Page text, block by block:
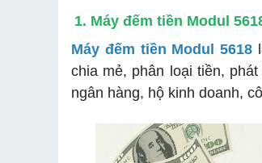
1. Máy đếm tiền Modul
Máy đếm tiền Modul 5618
chia mẻ, phân loại tiền,
ngân hàng, hộ kinh doanh,